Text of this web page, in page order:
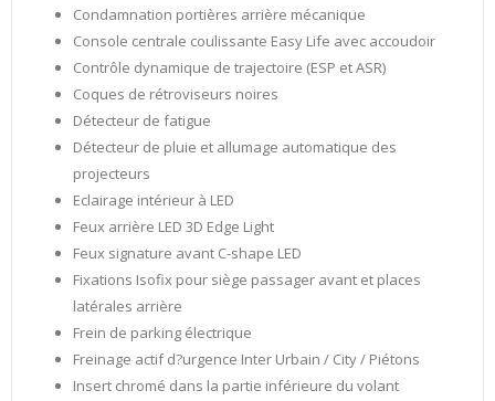
Condamnation portières arrière mécanique
Console centrale coulissante Easy Life avec accoudoir
Contrôle dynamique de trajectoire (ESP et ASR)
Coques de rétroviseurs noires
Détecteur de fatigue
Détecteur de pluie et allumage automatique des
projecteurs
Eclairage intérieur à LED
Feux arrière LED 3D Edge Light
Feux signature avant C-shape LED
Fixations Isofix pour siège passager avant et places
latérales arrière
Frein de parking électrique
Freinage actif d?urgence Inter Urbain / City / Piétons
Insert chromé dans la partie inférieure du volant